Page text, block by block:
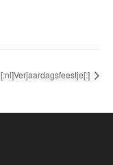
[:nl]Verjaardagsfeestje[:]